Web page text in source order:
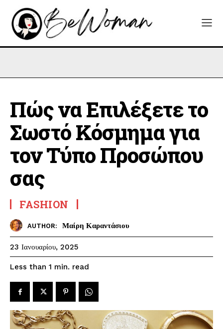
Πώς να Επιλέξετε το
Σωστό Κόσμημα για
τον Τύπο Προσώπου
σας
FASHION
AUTHOR: Μαίρη Καραντάσιου
23 Ιανουαρίου, 2025
Less than 1 min. read